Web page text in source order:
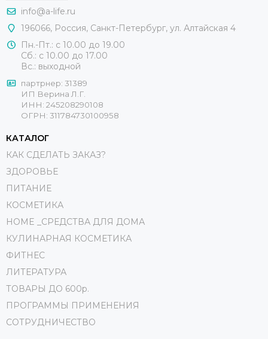
info@a-life.ru
196066, Россия, Санкт-Петербург, ул. Алтайская 4
Пн.-Пт.: с 10.00 до 19.00
Сб.: с 10.00 до 17.00
Вс.: выходной
партрнер: 31389
ИП Верина Л.Г.
ИНН: 245208290108
ОГРН: 311784730100958
КАТАЛОГ
КАК СДЕЛАТЬ ЗАКАЗ?
ЗДОРОВЬЕ
ПИТАНИЕ
КОСМЕТИКА
HOME _СРЕДСТВА ДЛЯ ДОМА
КУЛИНАРНАЯ КОСМЕТИКА
ФИТНЕС
ЛИТЕРАТУРА
ТОВАРЫ ДО 600р.
ПРОГРАММЫ ПРИМЕНЕНИЯ
СОТРУДНИЧЕСТВО